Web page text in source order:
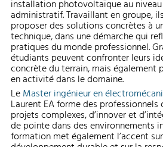
installation photovoltaïque au
administratif. Travaillant en groupe,
proposer des solutions concrètes à
technique, dans une démarche qui
pratiques du monde professionnel.
étudiants peuvent confronter leurs
concrète du terrain, mais également
en activité dans le domaine.
LeMaster ingénieur en
Laurent EA forme des professionnels
projets complexes, d’innover et
de pointe dans des environnements
formation met également l’accent